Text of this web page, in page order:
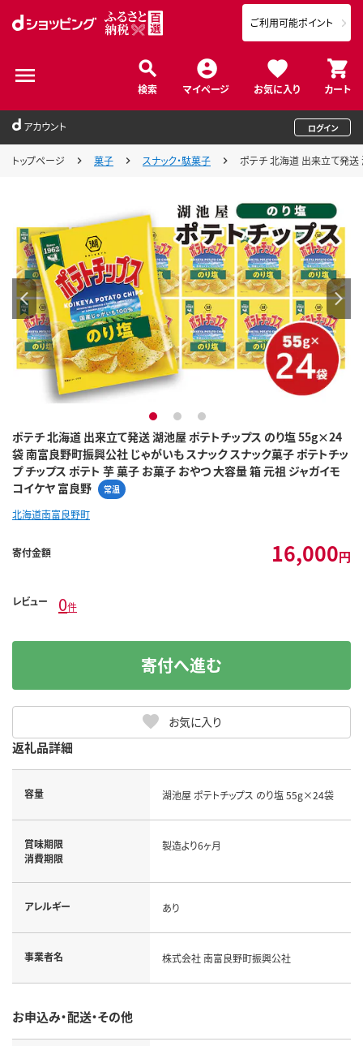
検索 マイページ お気に入り カート
ご利用可能ポイント
アカウント ログイン
トップページ 菓子 スナック・駄菓子 ポテチ 北海道 出来立て発送
ポテチ 北海道 出来立て発送 湖池屋 ポテトチップス のり塩 55g×24
袋 南富良野町振興公社 じゃがいも スナック スナック菓子 ポテトチッ
プ チップス ポテト 芋 菓子 お菓子 おやつ 大容量 箱 元祖 ジャガイモ
コイケヤ 富良野
常温
1 2 3
北海道南富良野町
寄付金額 16,000円
レビュー 0件
お気に入り
寄付へ進む
返礼品詳細
容量 湖池屋 ポテトチップス のり塩 55g×24袋
賞味期限
消費期限
製造より6ヶ月
アレルギー あり
事業者名 株式会社 南富良野町振興公社
お申込み・配送・その他